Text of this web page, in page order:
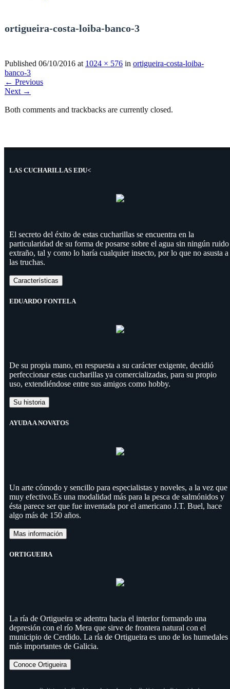
ortigueira-costa-loiba-banco-3
Published 06/10/2016 at 1024 × 576 in ortigueira-costa-loiba-
banco-3
← Previous
Next →
Both comments and trackbacks are currently closed.
LAS CUCHARILLAS EDU<
El secreto del éxito de estas cucharillas se encuentra en la
particularidad de su forma de posarse sobre el agua sin ningún ruido
extraño, tal y como lo haría cualquier insecto, por lo que no asusta a
las truchas.
Características
EDUARDO FONTELA
De su propia mano, en respuesta a su carácter exigente, decidió
perfeccionar estas cucharillas ya comercializadas, para su propio
uso, extendiéndose entre sus amigos como hobby.
Su historia
AYUDA A NOVATOS
Un arte cómodo y sencillo para especialistas y noveles, a la vez que
muy efectivo.Es una modalidad más para la pesca de salmónidos y
ésta parece ser que fue inventada por el americano J.T. Buel, hace
algo más de 150 años.
Mas información
ORTIGUEIRA
La ría de Ortigueira se adentra hacia el interior formando una
depresión con el río Mera que sirve de frontera natural con el
municipio de Cerdido. La ría de Ortigueira es uno de los humedales
más importantes de Galicia.
Conoce Ortigueira